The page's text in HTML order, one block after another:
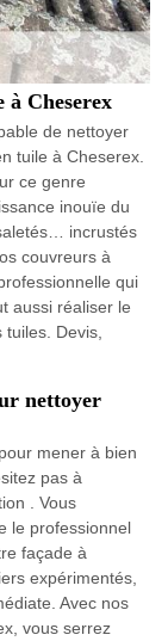
à Cheserex
de nettoyer
tuile à Cheserex.
ce genre
inouïe du
incrustés
couvreurs à
qui
aussi réaliser le
Devis,
nettoyer
mener à bien
pas à
. Vous
le professionnel
façade à
expérimentés,
Avec nos
vous serrez